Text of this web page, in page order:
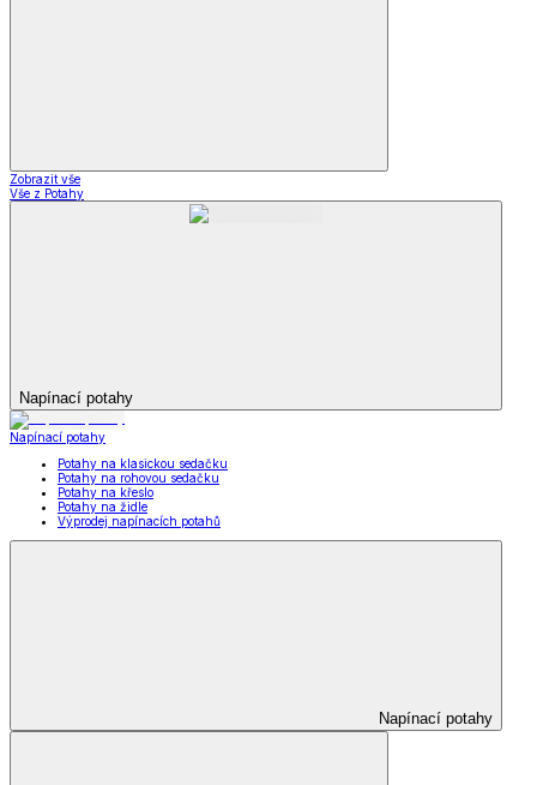
Zobrazit vše
Vše z Potahy
Napínací potahy
Napínací potahy
Potahy na klasickou sedačku
Potahy na rohovou sedačku
Potahy na křeslo
Potahy na židle
Výprodej napínacích potahů
Napínací potahy